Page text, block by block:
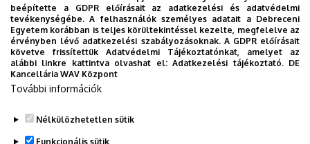
Cím
4028 Debrecen, Kassai út 26.
Épület, emelet, ajtó
Informatikai Kar épület
Website
beépítette a GDPR előírásait az adatkezelési és adatvédelmi
tevékenységébe. A felhasználók személyes adatait a Debreceni
Egyetem korábban is teljes körültekintéssel kezelte, megfelelve az
érvényben lévő adatkezelési szabályozásoknak. A GDPR előírásait
követve frissítettük Adatvédelmi Tájékoztatónkat, amelyet az
alábbi linkre kattintva olvashat el:Adatkezelési tájékoztató. DE
Kancellária WAV Központ
További információk
Nélkülözhetetlen sütik
Funkcionális sütik